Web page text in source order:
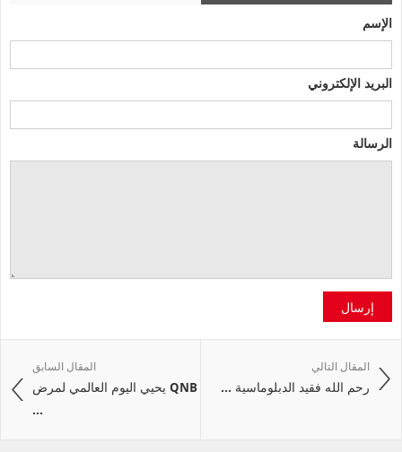
الإسم
البريد الإلكتروني
الرسالة
إرسال
المقال السابق
QNB يحيي اليوم العالمي لمرض
...
المقال التالي
رحم الله فقيد الدبلوماسية ...